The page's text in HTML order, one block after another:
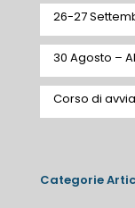
26-27
30 Agosto –
Corso di
Categorie